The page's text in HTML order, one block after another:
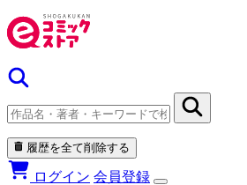
履歴を全て削除する
ログイン 会員登録